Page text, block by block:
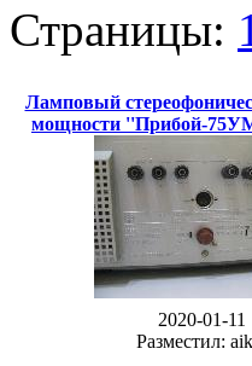
Страницы:
Ламповый
мощности ''Прибой-
2020-01-11
Разместил: